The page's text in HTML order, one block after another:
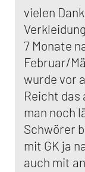
vielen
7 Monate
Februar/
wurde vor
Reicht das
man noch
Schwörer
mit GK ja
auch mit